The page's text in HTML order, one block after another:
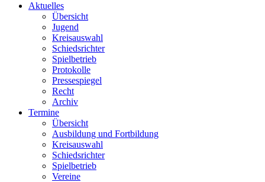
Aktuelles
Übersicht
Jugend
Kreisauswahl
Schiedsrichter
Spielbetrieb
Protokolle
Pressespiegel
Recht
Archiv
Termine
Übersicht
Ausbildung und Fortbildung
Kreisauswahl
Schiedsrichter
Spielbetrieb
Vereine